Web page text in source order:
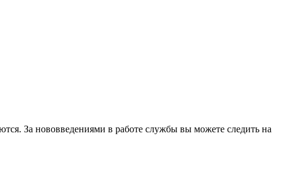
За нововведениями в работе службы вы можете следить на